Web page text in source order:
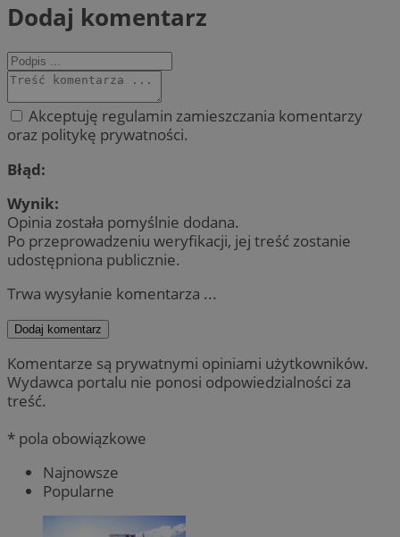
Dodaj komentarz
Akceptuję regulamin zamieszczania komentarzy
oraz politykę prywatności.
Błąd:
Wynik:
Opinia została pomyślnie dodana.
Po przeprowadzeniu weryfikacji, jej treść zostanie
udostępniona publicznie.
Trwa wysyłanie komentarza ...
Dodaj komentarz
Komentarze są prywatnymi opiniami użytkowników.
Wydawca portalu nie ponosi odpowiedzialności za
treść.
* pola obowiązkowe
Najnowsze
Popularne